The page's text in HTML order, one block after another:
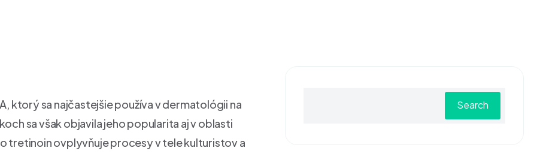
ktorý sa najčastejšie používa v dermatológii na
sa však objavila jeho popularita aj v oblasti
tretinoin ovplyvňuje procesy v tele kulturistov a
Search